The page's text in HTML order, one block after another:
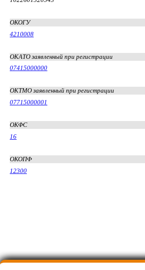
ОКОГУ
4210008
ОКАТО заявленный при регистрации
07415000000
ОКТМО заявленный при регистрации
07715000001
ОКФС
16
ОКОПФ
12300